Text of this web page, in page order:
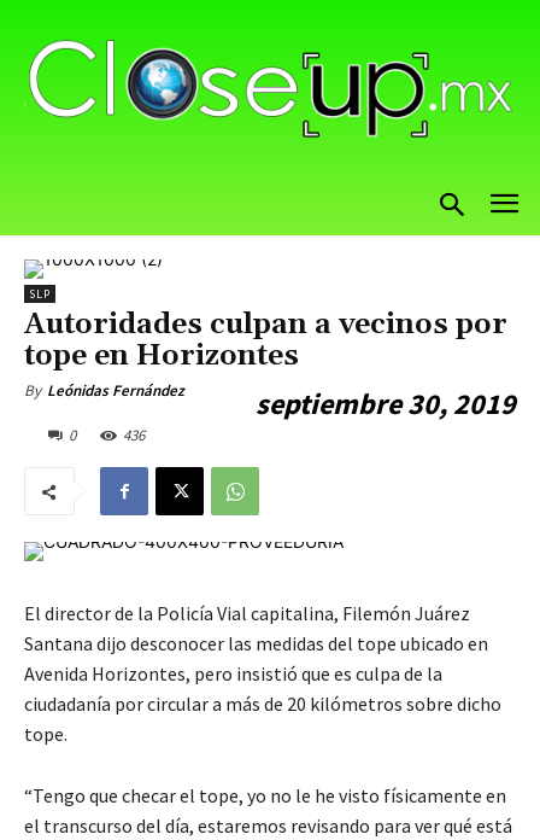
SLP
Autoridades culpan a vecinos por
tope en Horizontes
By Leónidas Fernández septiembre 30, 2019
0 436
El director de la Policía Vial capitalina, Filemón Juárez
Santana dijo desconocer las medidas del tope ubicado en
Avenida Horizontes, pero insistió que es culpa de la
ciudadanía por circular a más de 20 kilómetros sobre dicho
tope.
“Tengo que checar el tope, yo no le he visto físicamente en
el transcurso del día, estaremos revisando para ver qué está